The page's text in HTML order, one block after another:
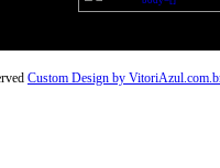
Custom Design by